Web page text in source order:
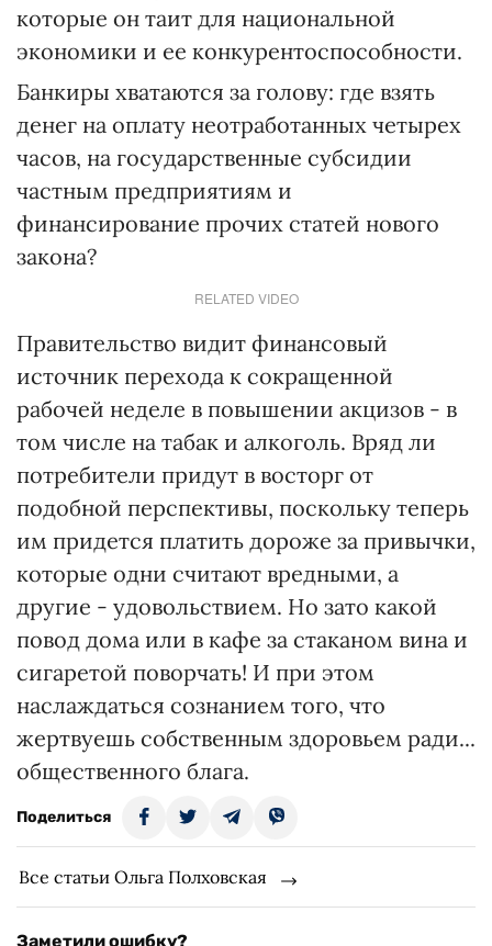
которые он таит для национальной
экономики и ее конкурентоспособности.
Банкиры хватаются за голову: где взять
денег на оплату неотработанных четырех
часов, на государственные субсидии
частным предприятиям и
финансирование прочих статей нового
закона?
RELATED VIDEO
Правительство видит финансовый
источник перехода к сокращенной
рабочей неделе в повышении акцизов - в
том числе на табак и алкоголь. Вряд ли
потребители придут в восторг от
подобной перспективы, поскольку теперь
им придется платить дороже за привычки,
которые одни считают вредными, а
другие - удовольствием. Но зато какой
повод дома или в кафе за стаканом вина и
сигаретой поворчать! И при этом
наслаждаться сознанием того, что
жертвуешь собственным здоровьем ради...
общественного блага.
Поделиться
Все статьи Ольга Полховская
Заметили ошибку?